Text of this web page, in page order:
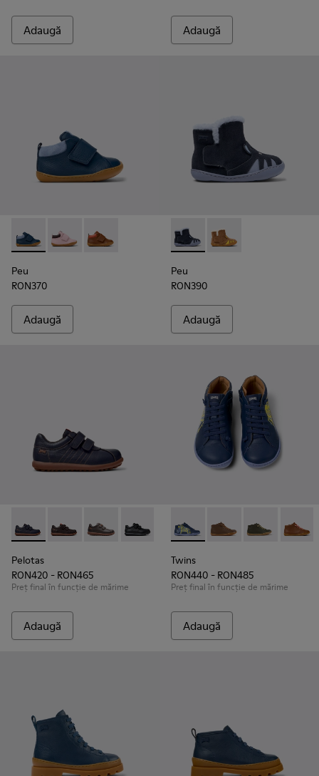
Adaugă Adaugă
Peu - K900386-002 - Botine din piele și piele năbuc pentru
Peu - K900386-003
Peu - K900386-001
Peu
RON370
Adaugă
Peu - K900387-002 -
Peu - K900387-001
Peu
RON390
Adaugă
Pelotas - 80353-043 - Pantofi din piele și material textil
Pelotas - 80353-044
Pelotas - 80353-037
Pelotas - 80353-009
Pelotas
RON420 - RON465
Preț final în funcție de mărime
Adaugă
Twins - 90019-123 - Botine
Twins - 90019-131
Twins -Twins
Twins
RON440 - RON485
Preț final în funcție de mărime
Adaugă